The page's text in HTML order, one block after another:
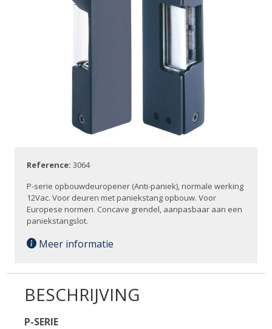
Reference: 3064
P-serie opbouwdeuropener (Anti-paniek), normale werking
12Vac. Voor deuren met paniekstang opbouw. Voor
Europese normen. Concave grendel, aanpasbaar aan een
paniekstangslot.
Meer informatie
BESCHRIJVING
P-SERIE